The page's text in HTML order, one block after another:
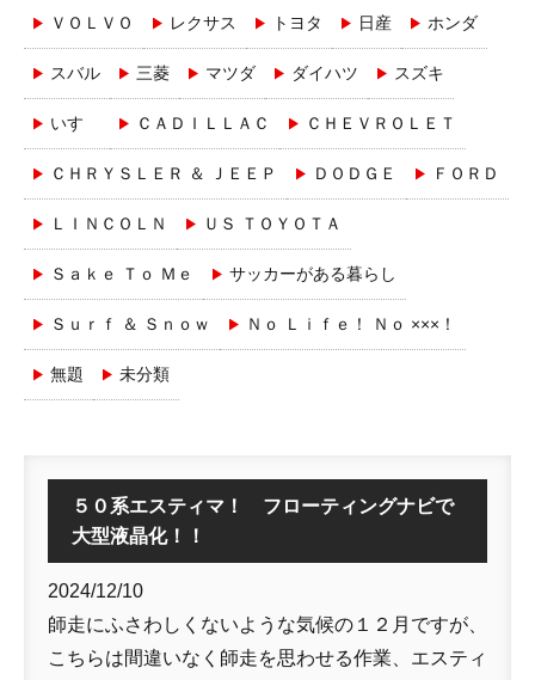
ＶＯＬＶＯ レクサス トヨタ 日産 ホンダ
スバル 三菱 マツダ ダイハツ スズキ
いすゞ ＣＡＤＩＬＬＡＣ ＣＨＥＶＲＯＬＥＴ
ＣＨＲＹＳＬＥＲ ＆ ＪＥＥＰ ＤＯＤＧＥ ＦＯＲＤ
ＬＩＮＣＯＬＮ ＵＳ ＴＯＹＯＴＡ
Ｓａｋｅ Ｔｏ Ｍｅ サッカーがある暮らし
Ｓｕｒｆ ＆ Ｓｎｏｗ Ｎｏ Ｌｉｆｅ！ Ｎｏ ×××！
無題 未分類
５０系エスティマ！ フローティングナビで
大型液晶化！！
2024/12/10
師走にふさわしくないような気候の１２月ですが、
こちらは間違いなく師走を思わせる作業、エスティ